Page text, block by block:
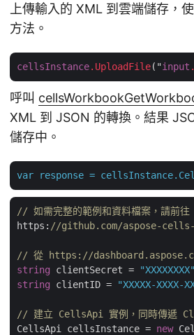
上傳輸入的 XML 到雲端儲存，
方法。
cellsInstance.UploadFile("input
呼叫
XML 到 JSON 的轉換。結果
儲存中。
var response =
// 如需完整的範例和資料檔案，請前往
https: //github.com/aspose-
// 從 https://
string clientSecret = "XXXXXXXX"
string clientID = "XXXXX-XXXX-
// 建立 CellsApi 實例，同時傳遞
CellsApi cellsInstance = new